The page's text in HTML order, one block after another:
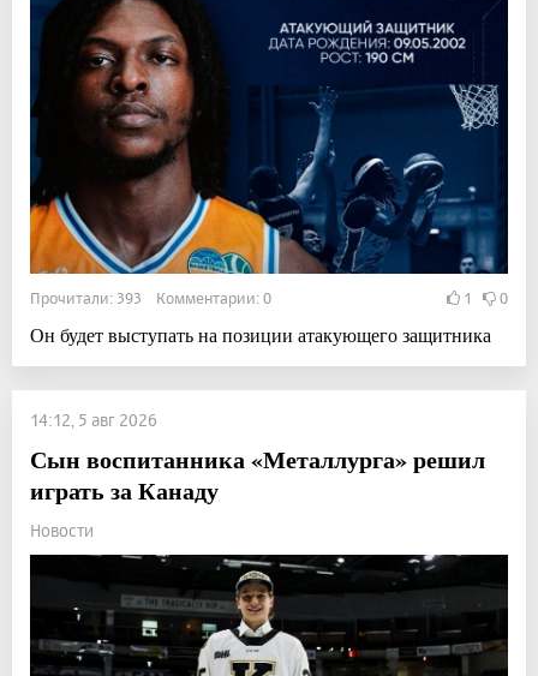
Прочитали: 393 Комментарии: 0 1 0
Он будет выступать на позиции атакующего защитника
14:12, 5 авг 2026
Сын воспитанника «Металлурга» решил
играть за Канаду
Новости